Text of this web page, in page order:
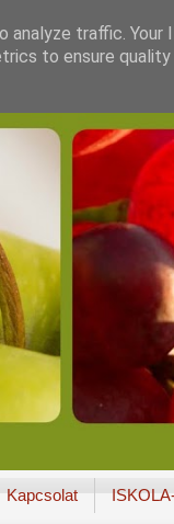
Kapcsolat
traffic. Your
to ensure